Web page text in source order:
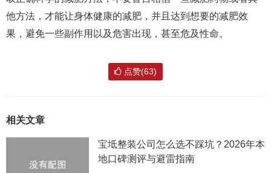
他方法，才能让身体健康的减肥，并且达到想要的减肥效
果，避免一些副作用以及危害出现，甚至危及性命。
点赞(63)
相关文章
宝坻整装公司怎么选不踩坑？2026年本
地口碑测评与避雷指南